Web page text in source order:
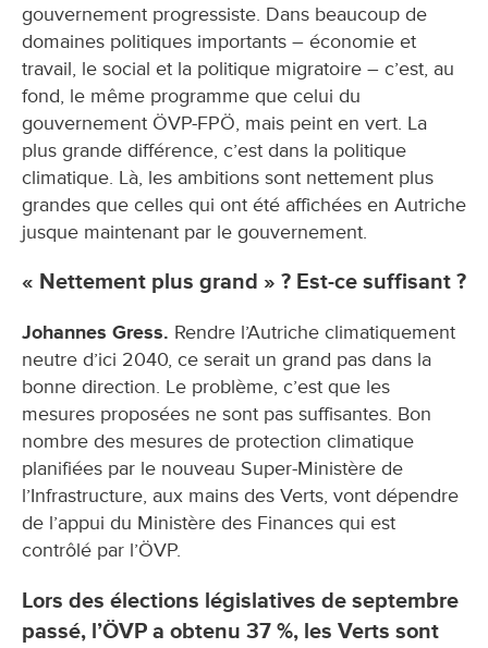
gouvernement progressiste. Dans beaucoup de
domaines politiques importants – économie et
travail, le social et la politique migratoire – c’est, au
fond, le même programme que celui du
gouvernement ÖVP-FPÖ, mais peint en vert. La
plus grande différence, c’est dans la politique
climatique. Là, les ambitions sont nettement plus
grandes que celles qui ont été affichées en Autriche
jusque maintenant par le gouvernement.
« Nettement plus grand » ? Est-ce suffisant ?
Johannes Gress. Rendre l’Autriche climatiquement
neutre d’ici 2040, ce serait un grand pas dans la
bonne direction. Le problème, c’est que les
mesures proposées ne sont pas suffisantes. Bon
nombre des mesures de protection climatique
planifiées par le nouveau Super-Ministère de
l’Infrastructure, aux mains des Verts, vont dépendre
de l’appui du Ministère des Finances qui est
contrôlé par l’ÖVP.
Lors des élections législatives de septembre
passé, l’ÖVP a obtenu 37 %, les Verts sont